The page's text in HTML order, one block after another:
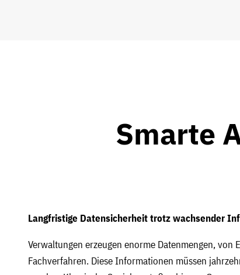
Smarte
Langfristige Datensicherheit trotz wachsender
Verwaltungen erzeugen enorme Datenmengen, von
Fachverfahren. Diese Informationen müssen